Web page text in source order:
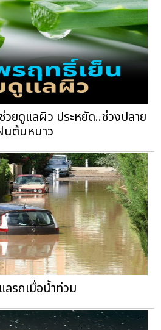
ยดูแลผิว ประหยัด..ช่วงปลาย
นต้นหนาว
ลรถเมื่อน้ำท่วม